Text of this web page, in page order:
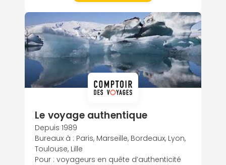
Le voyage authentique
Depuis 1989
Bureaux à : Paris, Marseille, Bordeaux, Lyon,
Toulouse, Lille
Pour : voyageurs en quête d’authenticité